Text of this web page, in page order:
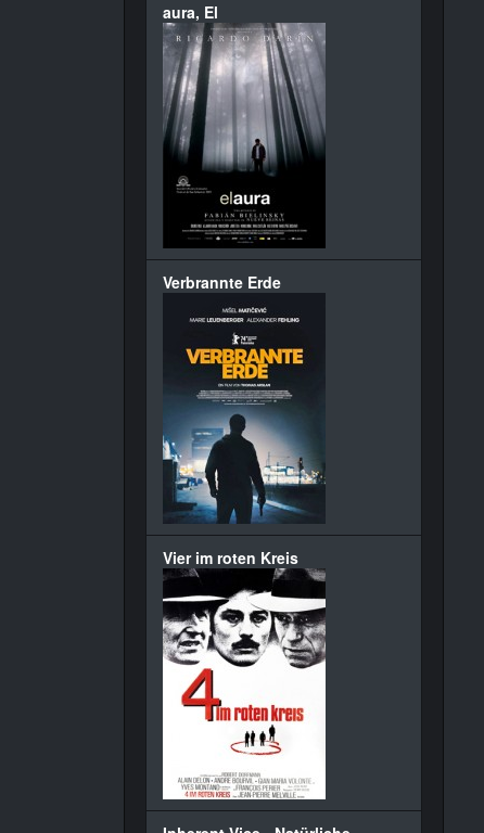
aura, El
Verbrannte Erde
Vier im roten Kreis